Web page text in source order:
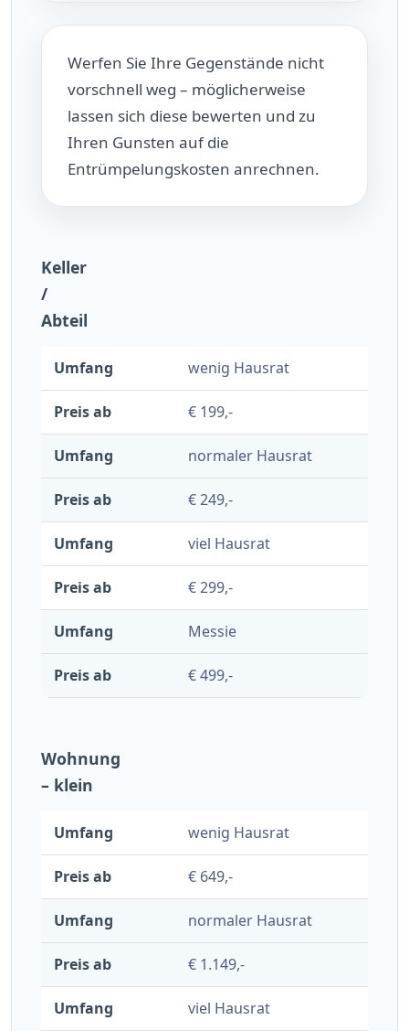
Werfen Sie Ihre Gegenstände nicht
vorschnell weg – möglicherweise
lassen sich diese bewerten und zu
Ihren Gunsten auf die
Entrümpelungskosten anrechnen.
Keller
/
Abteil
wenig Hausrat
€ 199,-
normaler Hausrat
€ 249,-
viel Hausrat
€ 299,-
Messie
€ 499,-
Wohnung
– klein
wenig Hausrat
€ 649,-
normaler Hausrat
€ 1.149,-
viel Hausrat